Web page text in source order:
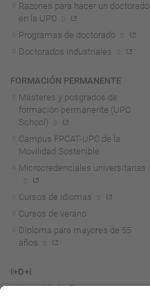
Razones para hacer un doctorado
en la UPC
Programas de doctorado
Doctorados industriales
FORMACIÓN PERMANENTE
Másteres y posgrados de
formación permanente (UPC
School)
Campus FPCAT-UPC de la
Movilidad Sostenible
Microcredenciales universitarias
Cursos de idiomas
Cursos de verano
Diploma para mayores de 55
años
I+D+i
Actualidad I+D+I